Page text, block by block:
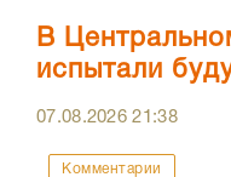
В
испытали
07.08.202621:38
Комментарии